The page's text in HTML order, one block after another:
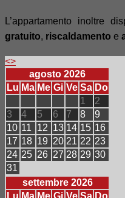
L’appartamento inoltre
gratuito, riscaldamento e
<>
agosto 2026
Lu Ma Me Gi Ve Sa Do
1
2
3
4 5 6 7 8
9
10 11 12 13 14 15 16
17 18 19 20 21 22 23
24 25 26 27 28 29 30
31
settembre 2026